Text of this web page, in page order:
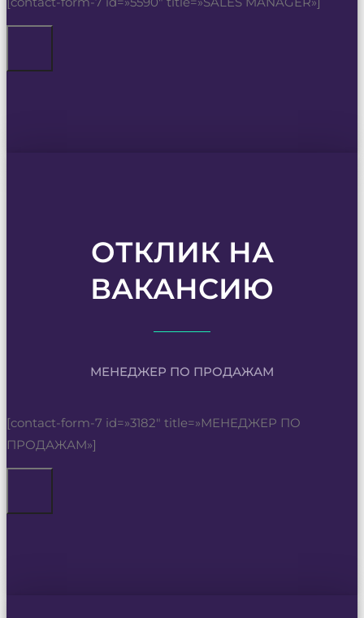
ОТКЛИК НА
ВАКАНСИЮ
МЕНЕДЖЕР ПО ПРОДАЖАМ
[contact-form-7 id=»3182″ title=»МЕНЕДЖЕР ПО
ПРОДАЖАМ»]